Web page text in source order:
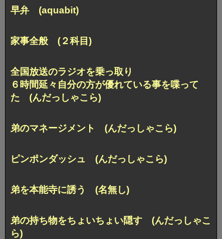
早弁 (aquabit)
家事全般 (２科目)
全国放送のラジオを乗っ取り
６時間延々自分の方が優れている事を喋って
た (んだっしゃこら)
弟のマネージメント (んだっしゃこら)
ピンポンダッシュ (んだっしゃこら)
弟を本能寺に誘う (名無し)
弟の持ち物をちょいちょい隠す (んだっしゃこ
ら)